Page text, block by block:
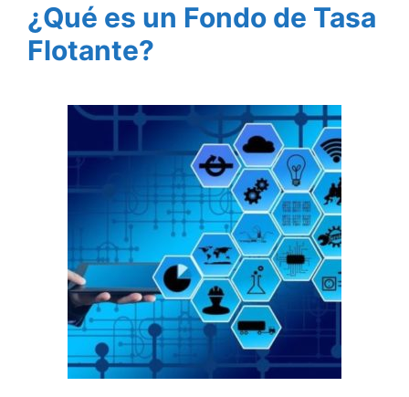
¿Qué es un Fondo de Tasa
Flotante?